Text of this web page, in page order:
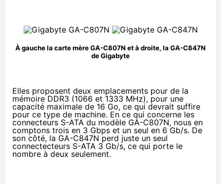
À gauche la carte mère GA-C807N et à droite, la GA-C847N
de Gigabyte
Elles proposent deux emplacements pour de la
mémoire DDR3 (1066 et 1333 MHz), pour une
capacité maximale de 16 Go, ce qui devrait suffire
pour ce type de machine. En ce qui concerne les
connecteurs S-ATA du modèle GA-C807N, nous en
comptons trois en 3 Gbps et un seul en 6 Gb/s. De
son côté, la GA-C847N perd juste un seul
connectecteurs S-ATA 3 Gb/s, ce qui porte le
nombre à deux seulement.